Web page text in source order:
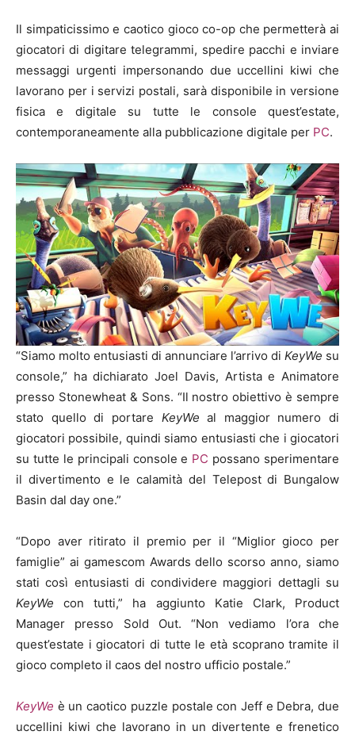
Il simpaticissimo e caotico gioco co-op che permetterà ai
giocatori di digitare telegrammi, spedire pacchi e inviare
messaggi urgenti impersonando due uccellini kiwi che
lavorano per i servizi postali, sarà disponibile in versione
fisica e digitale su tutte le console quest’estate,
contemporaneamente alla pubblicazione digitale per PC.
“Siamo molto entusiasti di annunciare l’arrivo di KeyWe su
console,” ha dichiarato Joel Davis, Artista e Animatore
presso Stonewheat & Sons. “Il nostro obiettivo è sempre
stato quello di portare KeyWe al maggior numero di
giocatori possibile, quindi siamo entusiasti che i giocatori
su tutte le principali console e PC possano sperimentare
il divertimento e le calamità del Telepost di Bungalow
Basin dal day one.”
“Dopo aver ritirato il premio per il “Miglior gioco per
famiglie” ai gamescom Awards dello scorso anno, siamo
stati così entusiasti di condividere maggiori dettagli su
KeyWe con tutti,” ha aggiunto Katie Clark, Product
Manager presso Sold Out. “Non vediamo l’ora che
quest’estate i giocatori di tutte le età scoprano tramite il
gioco completo il caos del nostro ufficio postale.”
KeyWe è un caotico puzzle postale con Jeff e Debra, due
uccellini kiwi che lavorano in un divertente e frenetico